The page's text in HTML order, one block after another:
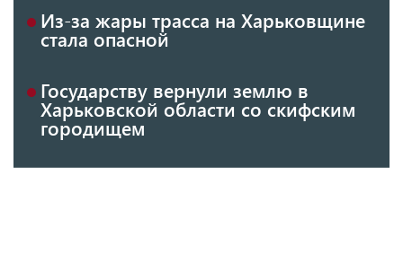
Из-за жары трасса на Харьковщине
стала опасной
Государству вернули землю в
Харьковской области со скифским
городищем